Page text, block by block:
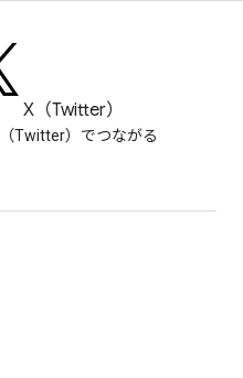
X（Twitter）
Twitter）でつながる